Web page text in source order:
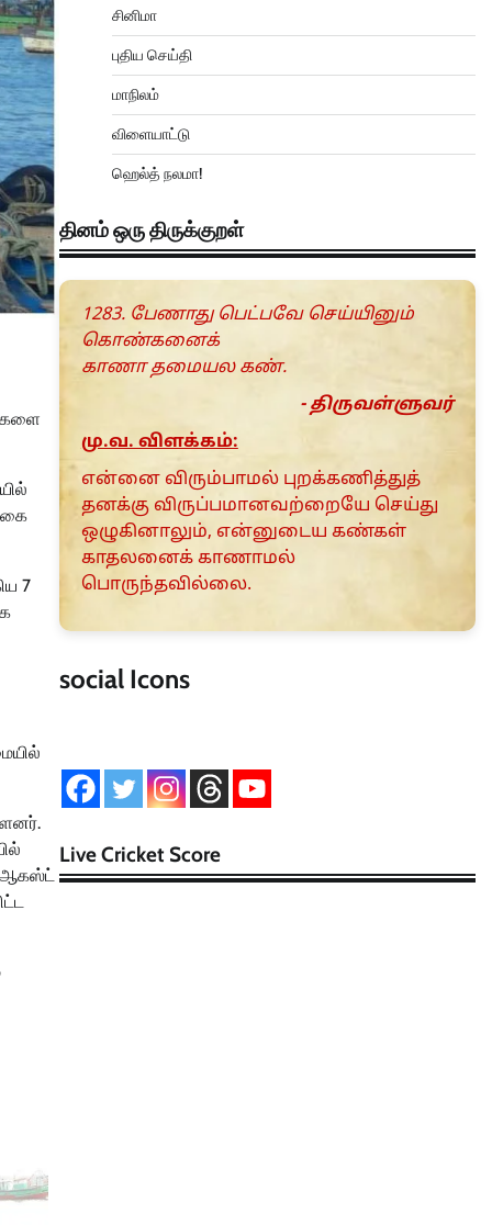
7
ஆகஸ்ட்
சினிமா
புதிய செய்தி
மாநிலம்
விளையாட்டு
ஹெல்த் நலமா!
தினம் ஒரு திருக்குறள்
1283. பேணாது பெட்பவே செய்யினும்
கொண்கனைக்
காணா தமையல கண்.
- திருவள்ளுவர்
மு.வ. விளக்கம்:
என்னை விரும்பாமல் புறக்கணித்துத்
தனக்கு விருப்பமானவற்றையே செய்து
ஒழுகினாலும், என்னுடைய கண்கள்
காதலனைக் காணாமல்
பொருந்தவில்லை.
social Icons
Live Cricket Score